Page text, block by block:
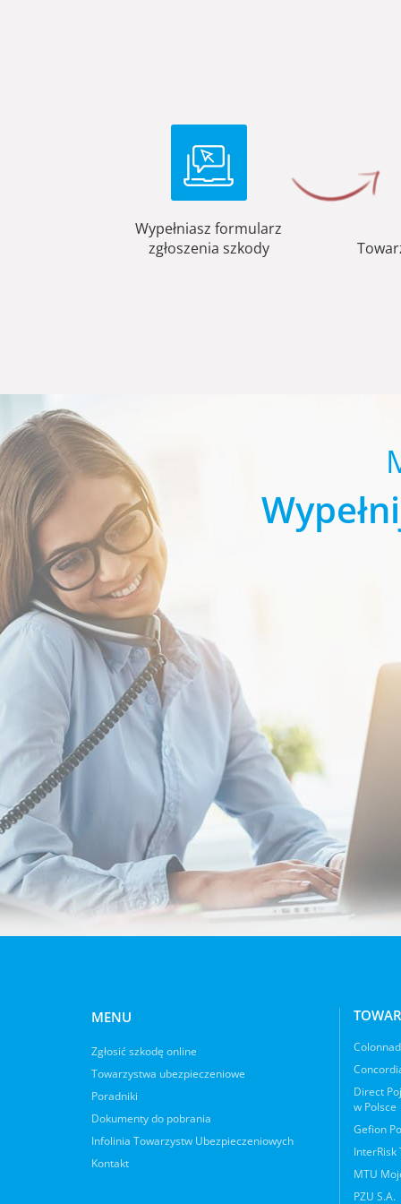
Wypełniasz formularz
zgłoszenia szkody
MENU
Zgłosić szkodę online
Towarzystwa ubezpieczeniowe
Poradniki
Dokumenty do pobrania
Infolinia Towarzystw Ubezpieczeniowych
Kontakt
Direct
w Polsce
Gefion
InterRisk
MTU
PZU S.A.